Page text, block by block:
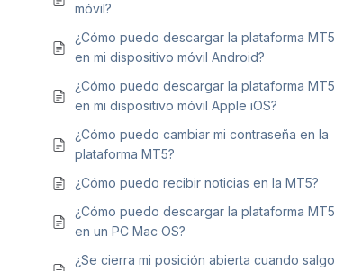
móvil?
¿Cómo puedo descargar la plataforma MT5
en mi dispositivo móvil Android?
¿Cómo puedo descargar la plataforma MT5
en mi dispositivo móvil Apple iOS?
¿Cómo puedo cambiar mi contraseña en la
plataforma MT5?
¿Cómo puedo recibir noticias en la MT5?
¿Cómo puedo descargar la plataforma MT5
en un PC Mac OS?
¿Se cierra mi posición abierta cuando salgo